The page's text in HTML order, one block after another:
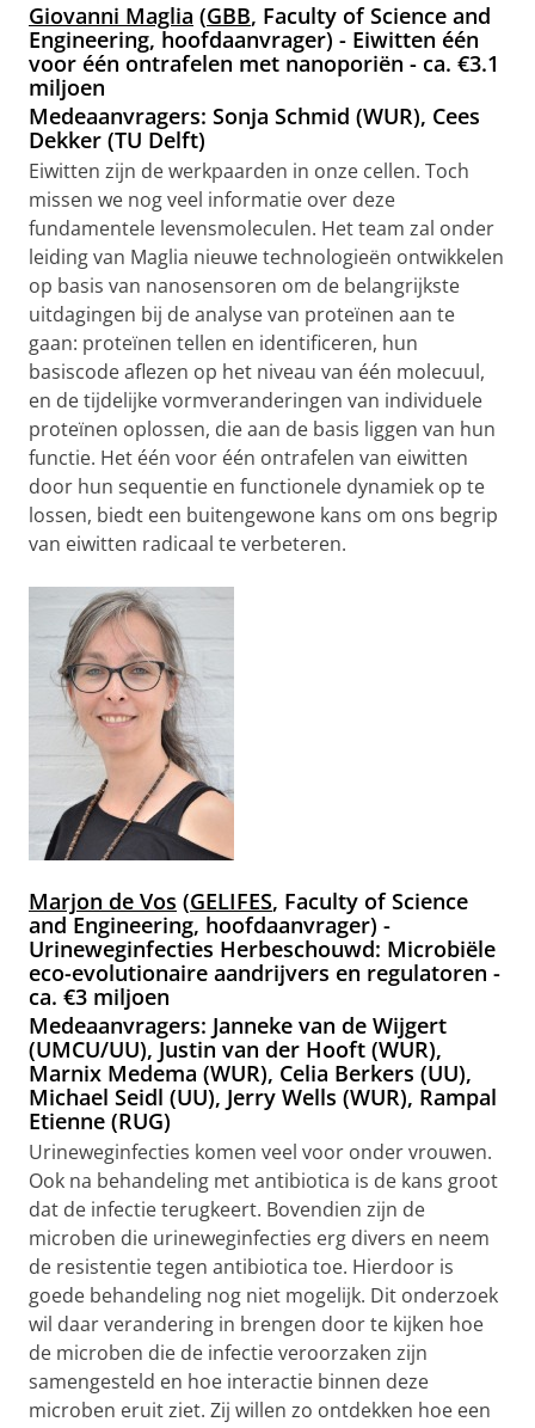
Giovanni Maglia (GBB, Faculty of Science and
Engineering, hoofdaanvrager) - Eiwitten één
voor één ontrafelen met nanoporiën - ca. €3.1
miljoen
Medeaanvragers: Sonja Schmid (WUR), Cees
Dekker (TU Delft)
Eiwitten zijn de werkpaarden in onze cellen. Toch
missen we nog veel informatie over deze
fundamentele levensmoleculen. Het team zal onder
leiding van Maglia nieuwe technologieën ontwikkelen
op basis van nanosensoren om de belangrijkste
uitdagingen bij de analyse van proteïnen aan te
gaan: proteïnen tellen en identificeren, hun
basiscode aflezen op het niveau van één molecuul,
en de tijdelijke vormveranderingen van individuele
proteïnen oplossen, die aan de basis liggen van hun
functie. Het één voor één ontrafelen van eiwitten
door hun sequentie en functionele dynamiek op te
lossen, biedt een buitengewone kans om ons begrip
van eiwitten radicaal te verbeteren.
Marjon de Vos (GELIFES, Faculty of Science
and Engineering, hoofdaanvrager) -
Urineweginfecties Herbeschouwd: Microbiële
eco-evolutionaire aandrijvers en regulatoren -
ca. €3 miljoen
Medeaanvragers: Janneke van de Wijgert
(UMCU/UU), Justin van der Hooft (WUR),
Marnix Medema (WUR), Celia Berkers (UU),
Michael Seidl (UU), Jerry Wells (WUR), Rampal
Etienne (RUG)
Urineweginfecties komen veel voor onder vrouwen.
Ook na behandeling met antibiotica is de kans groot
dat de infectie terugkeert. Bovendien zijn de
microben die urineweginfecties erg divers en neem
de resistentie tegen antibiotica toe. Hierdoor is
goede behandeling nog niet mogelijk. Dit onderzoek
wil daar verandering in brengen door te kijken hoe
de microben die de infectie veroorzaken zijn
samengesteld en hoe interactie binnen deze
microben eruit ziet. Zij willen zo ontdekken hoe een